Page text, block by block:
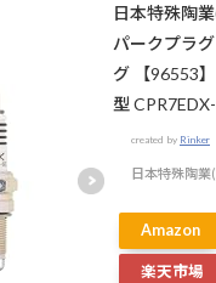
日本特殊陶
パークプラ
グ 【96553
型
created by Rinker
日本特殊陶業
Amazon
楽天市場